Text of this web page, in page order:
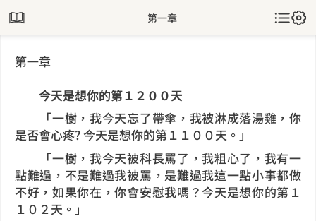
第一章
第一章
今天是想你的第１２００天
「一樹，我今天忘了帶傘，我被淋成落湯雞，你
是否會心疼? 今天是想你的第１１００天。」
「一樹，我今天被科長罵了，我粗心了，我有一
點難過，不是難過我被罵，是難過我這一點小事都做
不好，如果你在，你會安慰我嗎？今天是想你的第１
１０２天。」